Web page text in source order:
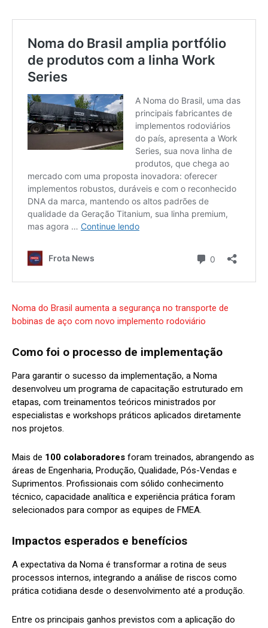
Noma do Brasil aumenta a segurança no transporte de
bobinas de aço com novo implemento rodoviário
Como foi o processo de implementação
Para garantir o sucesso da implementação, a Noma
desenvolveu um programa de capacitação estruturado em
etapas, com treinamentos teóricos ministrados por
especialistas e workshops práticos aplicados diretamente
nos projetos.
Mais de 100 colaboradores foram treinados, abrangendo as
áreas de Engenharia, Produção, Qualidade, Pós-Vendas e
Suprimentos. Profissionais com sólido conhecimento
técnico, capacidade analítica e experiência prática foram
selecionados para compor as equipes de FMEA.
Impactos esperados e benefícios
A expectativa da Noma é transformar a rotina de seus
processos internos, integrando a análise de riscos como
prática cotidiana desde o desenvolvimento até a produção.
Entre os principais ganhos previstos com a aplicação do